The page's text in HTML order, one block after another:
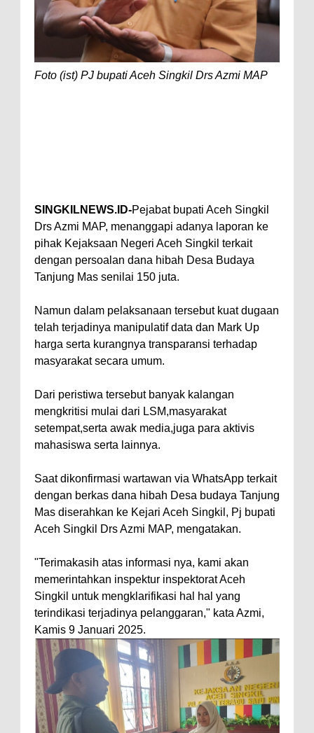
Foto (ist) PJ bupati Aceh Singkil Drs Azmi MAP
SINGKILNEWS.ID-Pejabat bupati Aceh Singkil
Drs Azmi MAP, menanggapi adanya laporan ke
pihak Kejaksaan Negeri Aceh Singkil terkait
dengan persoalan dana hibah Desa Budaya
Tanjung Mas senilai 150 juta.
Namun dalam pelaksanaan tersebut kuat dugaan
telah terjadinya manipulatif data dan Mark Up
harga serta kurangnya transparansi terhadap
masyarakat secara umum.
Dari peristiwa tersebut banyak kalangan
mengkritisi mulai dari LSM,masyarakat
setempat,serta awak media,juga para aktivis
mahasiswa serta lainnya.
Saat dikonfirmasi wartawan via WhatsApp terkait
dengan berkas dana hibah Desa budaya Tanjung
Mas diserahkan ke Kejari Aceh Singkil, Pj bupati
Aceh Singkil Drs Azmi MAP, mengatakan.
"Terimakasih atas informasi nya, kami akan
memerintahkan inspektur inspektorat Aceh
Singkil untuk mengklarifikasi hal hal yang
terindikasi terjadinya pelanggaran," kata Azmi,
Kamis 9 Januari 2025.